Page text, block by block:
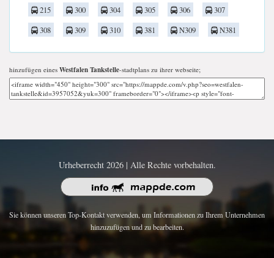
215 300 304 305 306
307
308
309 310 381 N309 N381
hinzufügen eines Westfalen Tankstelle-stadtplans zu ihrer webseite;
Urheberrecht 2026 | Alle Rechte vorbehalten.
Sie können unseren Top-Kontakt verwenden, um Informationen zu Ihrem Unternehmen
hinzuzufügen und zu bearbeiten.